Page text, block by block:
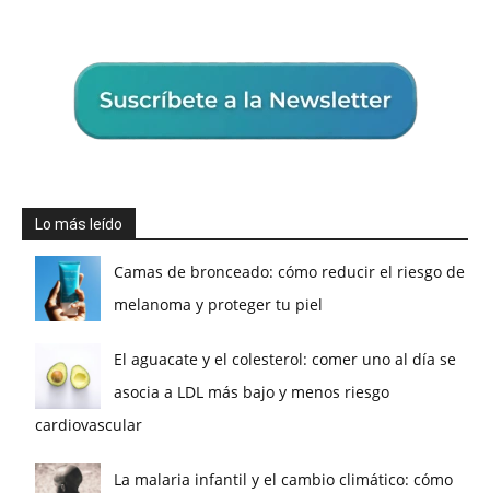
Lo más leído
Camas de bronceado: cómo reducir el riesgo de
melanoma y proteger tu piel
El aguacate y el colesterol: comer uno al día se
asocia a LDL más bajo y menos riesgo
cardiovascular
La malaria infantil y el cambio climático: cómo